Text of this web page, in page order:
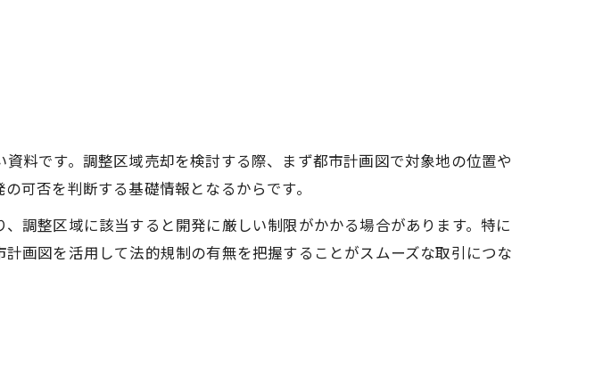
料です。調整区域売却を検討する際、まず都市計画図で対象地の位置や
可否を判断する基礎情報となるからです。
調整区域に該当すると開発に厳しい制限がかかる場合があります。特に
画図を活用して法的規制の有無を把握することがスムーズな取引につな